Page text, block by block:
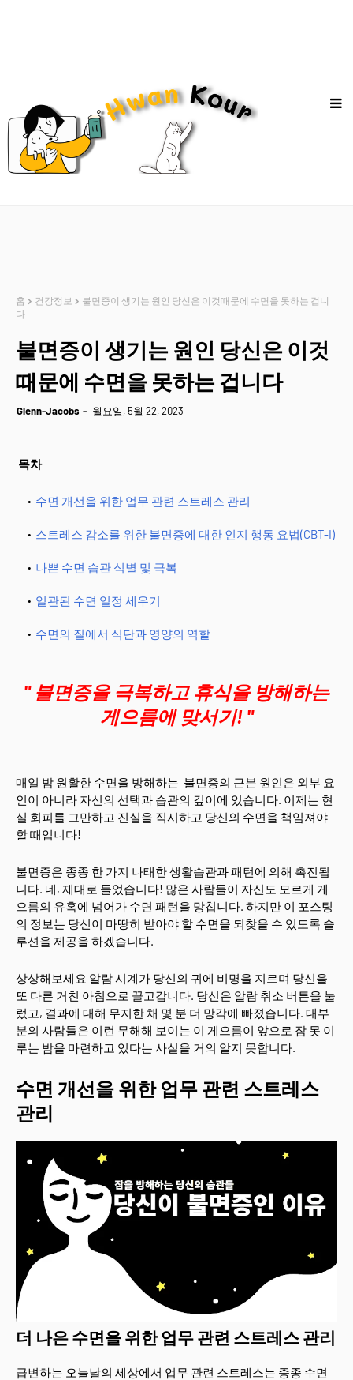
홈 건강정보
불면증이 생기는 원인 당신은 이것때문에 수면을 못하는 겁니
다
불면증이 생기는 원인 당신은 이것
때문에 수면을 못하는 겁니다
Glenn-Jacobs 월요일, 5월 22, 2023
목차
수면 개선을 위한 업무 관련 스트레스 관리
스트레스 감소를 위한 불면증에 대한 인지 행동 요법(CBT-I)
나쁜 수면 습관 식별 및 극복
일관된 수면 일정 세우기
수면의 질에서 식단과 영양의 역할
" 불면증을 극복하고 휴식을 방해하는
게으름에 맞서기! "
매일 밤 원활한 수면을 방해하는 불면증의 근본 원인은 외부 요
인이 아니라 자신의 선택과 습관의 깊이에 있습니다. 이제는 현
실 회피를 그만하고 진실을 직시하고 당신의 수면을 책임져야
할 때입니다!
불면증은 종종 한 가지 나태한 생활습관과 패턴에 의해 촉진됩
니다. 네, 제대로 들었습니다! 많은 사람들이 자신도 모르게 게
으름의 유혹에 넘어가 수면 패턴을 망칩니다. 하지만 이 포스팅
의 정보는 당신이 마땅히 받아야 할 수면을 되찾을 수 있도록 솔
루션을 제공을 하겠습니다.
상상해보세요 알람 시계가 당신의 귀에 비명을 지르며 당신을
또 다른 거친 아침으로 끌고갑니다. 당신은 알람 취소 버튼을 눌
렀고, 결과에 대해 무지한 채 몇 분 더 망각에 빠졌습니다. 대부
분의 사람들은 이런 무해해 보이는 이 게으름이 앞으로 잠 못 이
루는 밤을 마련하고 있다는 사실을 거의 알지 못합니다.
수면 개선을 위한 업무 관련 스트레스
관리
더 나은 수면을 위한 업무 관련 스트레스 관리
급변하는 오늘날의 세상에서 업무 관련 스트레스는 종종 수면